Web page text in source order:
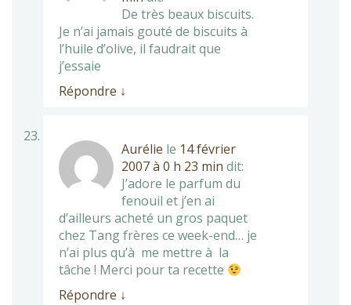
De très beaux biscuits.
Je n’ai jamais gouté de biscuits à
l’huile d’olive, il faudrait que
j’essaie
Répondre ↓
Aurélie le 14 février
2007 à 0 h 23 min dit:
J’adore le parfum du
fenouil et j’en ai
d’ailleurs acheté un gros paquet
chez Tang frères ce week-end… je
n’ai plus qu’à me mettre à la
tâche ! Merci pour ta recette
Répondre ↓